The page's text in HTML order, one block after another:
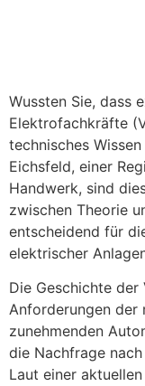
Wussten Sie, dass
Elektrofachkräfte
technisches
Eichsfeld, einer
Handwerk, sind
zwischen Theorie
entscheidend für
elektrischer
Die Geschichte
Anforderungen der
zunehmenden
die Nachfrage
Laut einer